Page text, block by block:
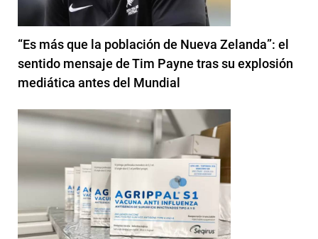
“Es más que la población de Nueva Zelanda”: el
sentido mensaje de Tim Payne tras su explosión
mediática antes del Mundial